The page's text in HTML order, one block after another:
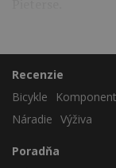
Recenzie
Bicykle
Náradie Výživa
Poradňa